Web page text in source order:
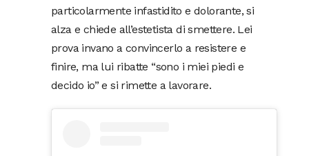
particolarmente infastidito e dolorante, si
alza e chiede all’estetista di smettere. Lei
prova invano a convincerlo a resistere e
finire, ma lui ribatte “sono i miei piedi e
decido io” e si rimette a lavorare.